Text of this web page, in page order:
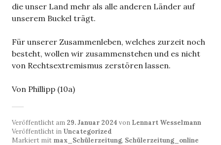
die unser Land mehr als alle anderen Länder auf
unserem Buckel trägt.
Für unserer Zusammenleben, welches zurzeit noch
besteht, wollen wir zusammenstehen und es nicht
von Rechtsextremismus zerstören lassen.
Von Phillipp (10a)
Veröffentlicht am 29. Januar 2024 von Lennart Wesselmann
Veröffentlicht in Uncategorized
Markiert mit max_Schülerzeitung, Schülerzeitung_online